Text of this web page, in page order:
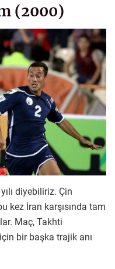
(2000)
diyebiliriz. Çin
kez İran karşısında tam
Maç, Takhti
bir başka trajik anı